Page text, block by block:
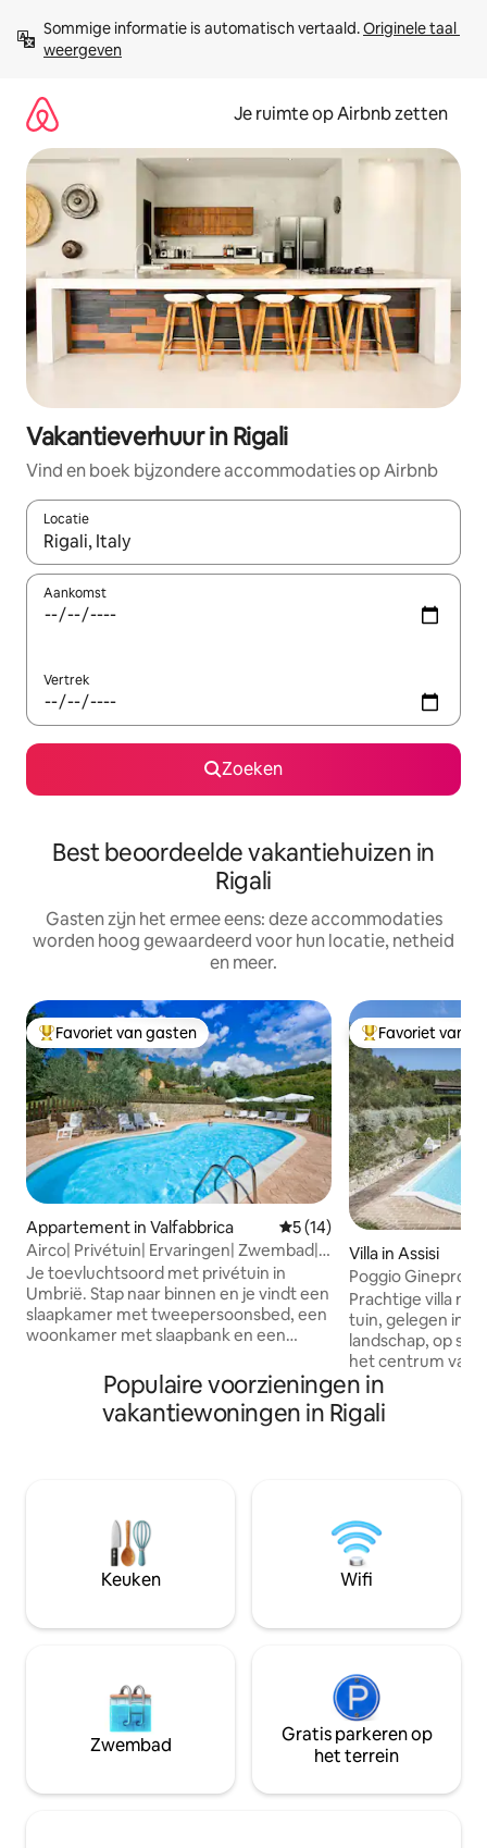
direct
naar
Sommige informatie is automatisch vertaald. Originele taal
weergeven
Je ruimte op Airbnb zetten
Vakantieverhuur in Rigali
Vind en boek bijzondere accommodaties op Airbnb
Locatie
Wanneer er suggesties beschikbaar zijn, maak je een keuze
Aankomst
Vertrek
Zoeken
Best beoordeelde vakantiehuizen in
Rigali
Gasten zijn het ermee eens: deze accommodaties
worden hoog gewaardeerd voor hun locatie, netheid
en meer.
Topfavoriet van gasten
Favoriet van gasten
Appartement in Valfabbrica Gemiddelde beoordeling
5 (14)
Airco| Privétuin| Ervaringen| Zwembad|
Assisi 20 km
Je toevluchtsoord met privétuin in
Umbrië. Stap naar binnen en je vindt een
slaapkamer met tweepersoonsbed, een
woonkamer met slaapbank en een
airconditioning. Maar het echte juweel is
je eigen exclusieve tuin: het enige wat
op de agenda staat is rust, frisse lucht en
onder te dompelen in ons zwembad.
Probeer unieke ervaringen die we hier
op het landgoed aanbieden: truffeljacht,
de wereld van de bijen en meer.
Topfavoriet van
Favoriet van
Villa in Assisi
Poggio Ginepro
Assisi
Prachtige villa
tuin, gelegen in
landschap, op
het centrum van
meter van de site
Francesco". De
verdiepingen, is
voor een totaal
verschillende
zich ook 5
bevindt zich op
Populaire voorzieningen in
vakantiewoningen in Rigali
Keuken Wifi
Zwembad
Gratis parkeren op
het terrein